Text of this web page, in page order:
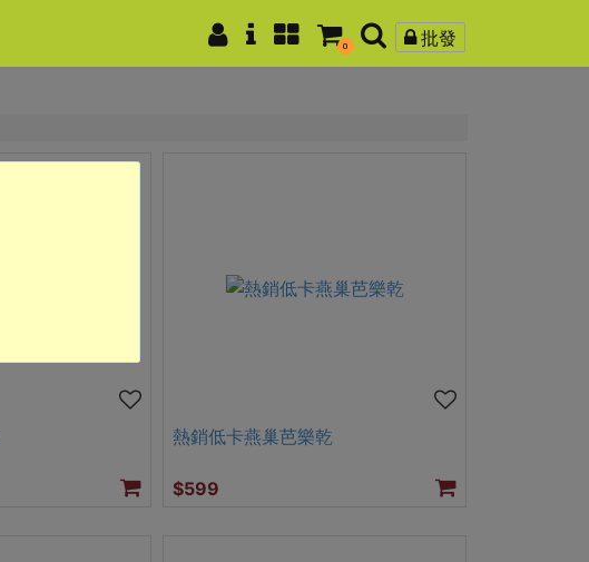
0 批發
熱銷低卡燕巢芭樂乾
$599